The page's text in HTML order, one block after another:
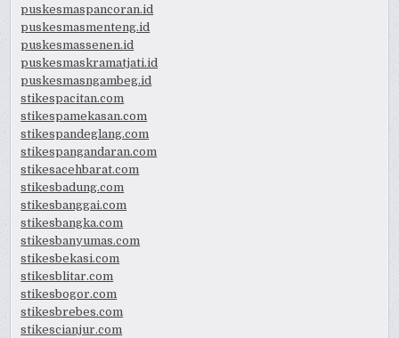
puskesmaspancoran.id
puskesmasmenteng.id
puskesmassenen.id
puskesmaskramatjati.id
puskesmasngambeg.id
stikespacitan.com
stikespamekasan.com
stikespandeglang.com
stikespangandaran.com
stikesacehbarat.com
stikesbadung.com
stikesbanggai.com
stikesbangka.com
stikesbanyumas.com
stikesbekasi.com
stikesblitar.com
stikesbogor.com
stikesbrebes.com
stikescianjur.com